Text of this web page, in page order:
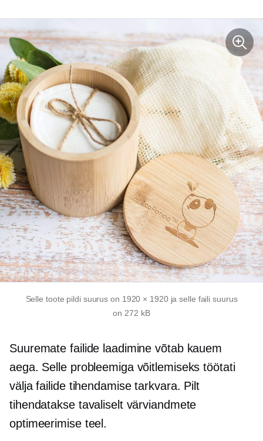
Selle toote pildi suurus on 1920 × 1920 ja selle faili suurus
on 272 kB
Suuremate failide laadimine võtab kauem
aega. Selle probleemiga võitlemiseks töötati
välja failide tihendamise tarkvara. Pilt
tihendatakse tavaliselt värviandmete
optimeerimise teel.